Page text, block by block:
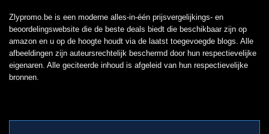
Zlypromo.be is een moderne alles-in-één prijsvergelijkings- en
beoordelingswebsite die de beste deals biedt die beschikbaar zijn op
amazon en u op de hoogte houdt via de laatst toegevoegde blogs. Alle
afbeeldingen zijn auteursrechtelijk beschermd door hun respectievelijke
eigenaren. Alle geciteerde inhoud is afgeleid van hun respectievelijke
bronnen.